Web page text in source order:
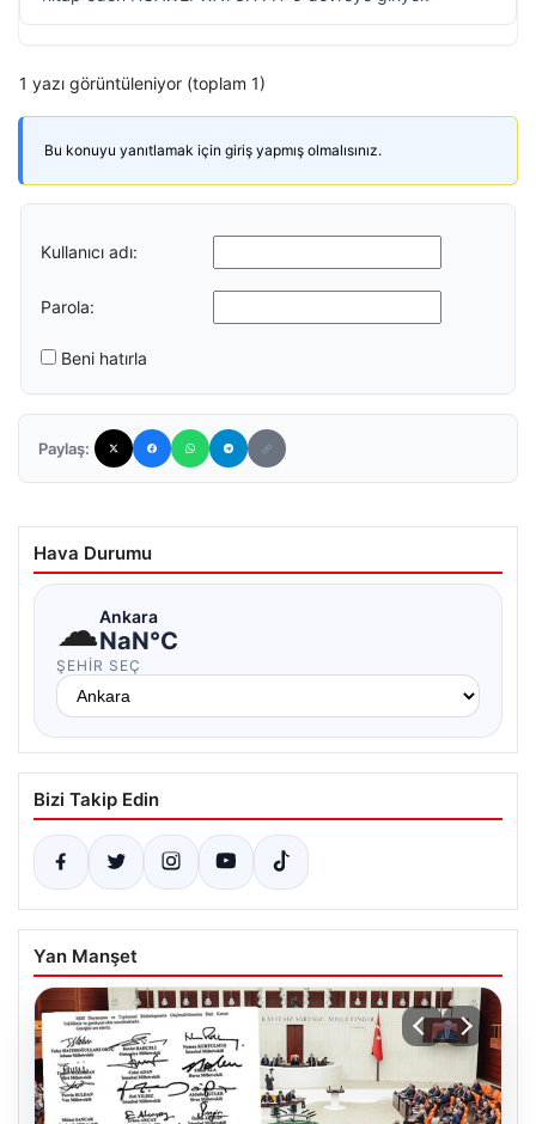
1 yazı görüntüleniyor (toplam 1)
Bu konuyu yanıtlamak için giriş yapmış olmalısınız.
Kullanıcı adı:
Parola:
Beni hatırla
Paylaş:
Hava Durumu
☁Ankara
NaN°C
ŞEHIR SEÇ
Bizi Takip Edin
Yan Manşet